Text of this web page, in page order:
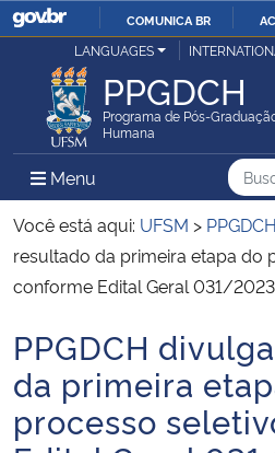
IR
O
COMUNICA BR
Ministério da Justiça e Segurança Pública
Ministério da Defesa
Ministério das Relações Exteriores
Ministério da Economia
Ministério da Infraestrutura
Ministério da Agricultura, Pecuária e
LANGUAGES
PPGDCH
Programa de Pós-
Humana
Menu Menu Principal do
Você está aqui: UFSM > PPGDCH
resultado da primeira etapa do
conforme Edital Geral 031/
Início do conteúdo
PPGDCH
da primeira
processo